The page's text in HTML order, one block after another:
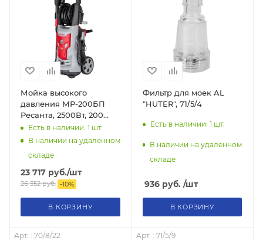
Мойка высокого
давления МР-200БП
Ресанта, 2500Вт, 200
бар, (ФОРСУНКИ),
возможность забора
воды из бочки, 70/8/23
Есть в наличии: 1 шт.
В наличии на удаленном
складе
23 717 руб./шт
26 352руб. -10%
В КОРЗИНУ
Фильтр для моек AL
"HUTER", 71/5/4
Есть в наличии: 1 шт.
В наличии на удаленном
складе
936руб. /шт
В КОРЗИНУ
Арт. : 70/8/22 Арт. : 71/5/9